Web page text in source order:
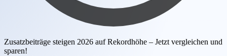
Zusatzbeiträge steigen 2026 auf Rekordhöhe – Jetzt vergleichen und
sparen!